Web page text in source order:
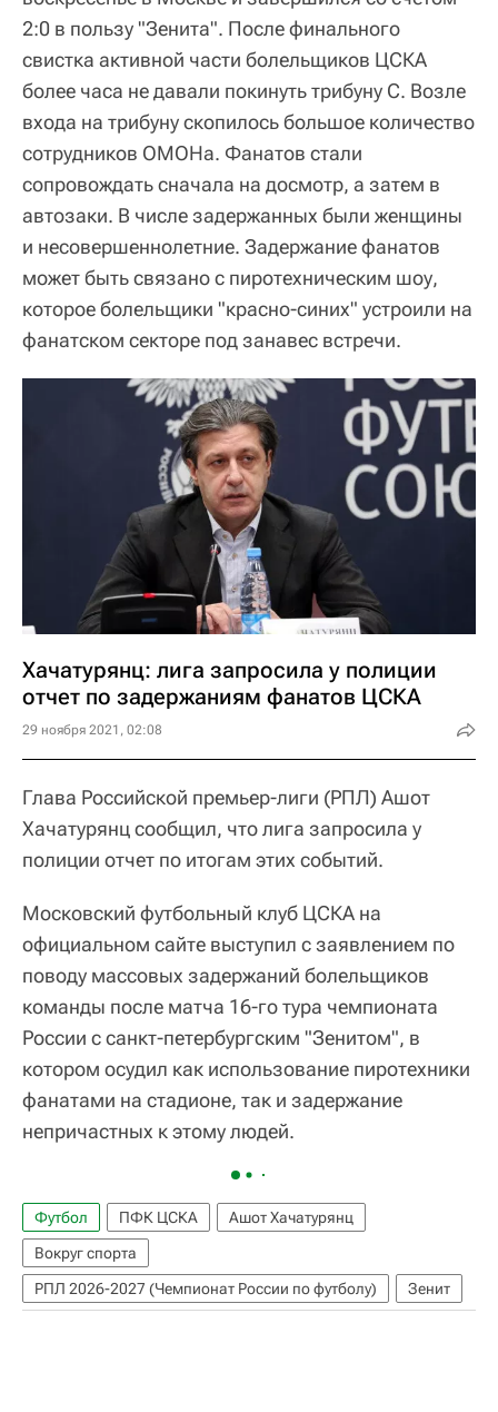
2:0 в пользу "Зенита". После финального
свистка активной части болельщиков ЦСКА
более часа не давали покинуть трибуну С. Возле
входа на трибуну скопилось большое количество
сотрудников ОМОНа. Фанатов стали
сопровождать сначала на досмотр, а затем в
автозаки. В числе задержанных были женщины
и несовершеннолетние. Задержание фанатов
может быть связано с пиротехническим шоу,
которое болельщики "красно-синих" устроили на
фанатском секторе под занавес встречи.
Хачатурянц: лига запросила у полиции
отчет по задержаниям фанатов ЦСКА
29 ноября 2021, 02:08
Глава Российской премьер-лиги (РПЛ) Ашот
Хачатурянц сообщил, что лига запросила у
полиции отчет по итогам этих событий.
Московский футбольный клуб ЦСКА на
официальном сайте выступил с заявлением по
поводу массовых задержаний болельщиков
команды после матча 16-го тура чемпионата
России с санкт-петербургским "Зенитом", в
котором осудил как использование пиротехники
фанатами на стадионе, так и задержание
непричастных к этому людей.
Футбол ПФК ЦСКА
Ашот Хачатурянц
Вокруг спорта
РПЛ 2026-2027 (Чемпионат России по футболу)
Зенит